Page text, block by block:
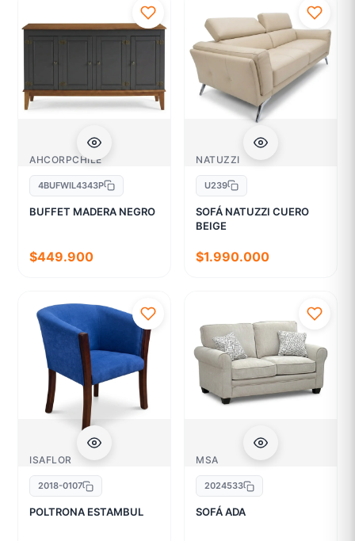
AHCORPCHILE
4BUFWIL4343P
BUFFET MADERA NEGRO
$449.900
NATUZZI
U239
SOFÁ NATUZZI CUERO
BEIGE
$1.990.000
ISAFLOR
2018-0107
POLTRONA ESTAMBUL
MSA
2024533
SOFÁ ADA